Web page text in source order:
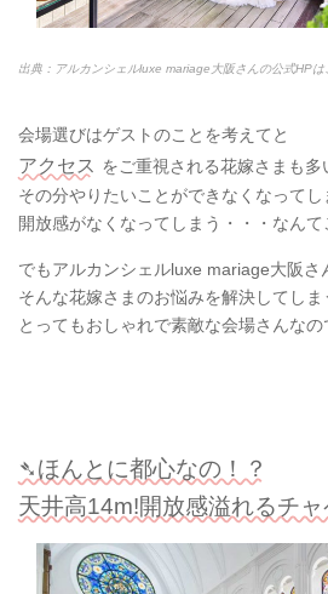
出典：アルカンシェルluxe mariage大阪さんの公式HPは
会場選びはゲストのことを考えてと
アクセス をご重視される花嫁さまも多
その分やりたいことができなくなってし
開放感がなくなってしまう・・・なんて
でもアルカンシェルluxe mariage大阪さ
そんな花嫁さまのお悩みを解決してしま
とってもおしゃれで素敵な会場さんな
➴ほんとに都心なの！？
天井高14m!開放感溢れるチャ